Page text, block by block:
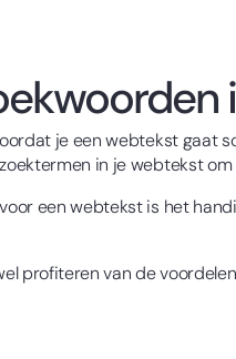
je een webtekst gaat
in je webtekst
een webtekst is het
profiteren van de